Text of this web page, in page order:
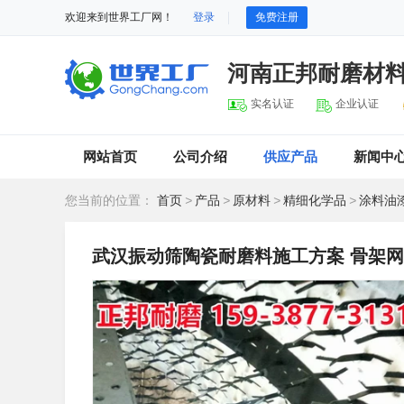
欢迎来到世界工厂网！ 登录 免费注册
河南正邦耐磨材
实名认证 企业认证
网站首页 公司介绍 供应产品 新闻中
您当前的位置： 首页 > 产品 > 原材料 >精细化学品 >涂料油
武汉振动筛陶瓷耐磨料施工方案 骨架